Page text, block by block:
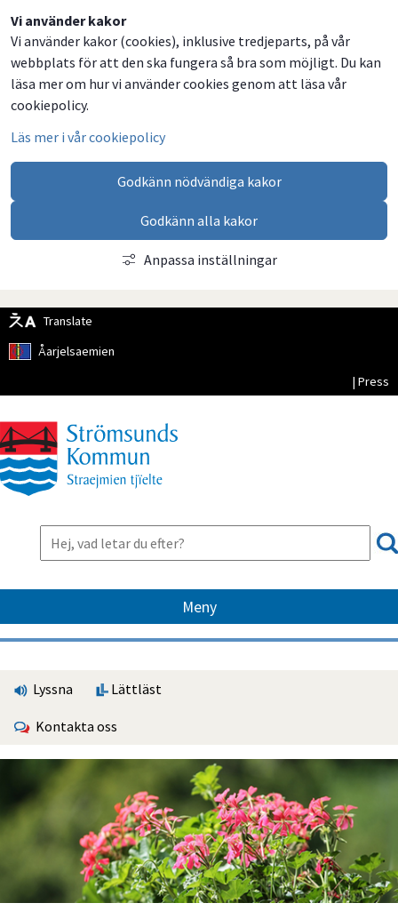
Vi använder kakor
Vi använder kakor (cookies), inklusive tredjeparts, på vår
webbplats för att den ska fungera så bra som möjligt. Du kan
läsa mer om hur vi använder cookies genom att läsa vår
cookiepolicy.
Läs mer i vår cookiepolicy
Godkänn nödvändiga kakor
Godkänn alla kakor
Anpassa inställningar
Translate
Åarjelsaemien
| Press
Meny
Lyssna Lättläst
Kontakta oss
Dela
på
Facebook
Dela
på
Twitter
Dela
på
LinkedIn
Dela
via
email